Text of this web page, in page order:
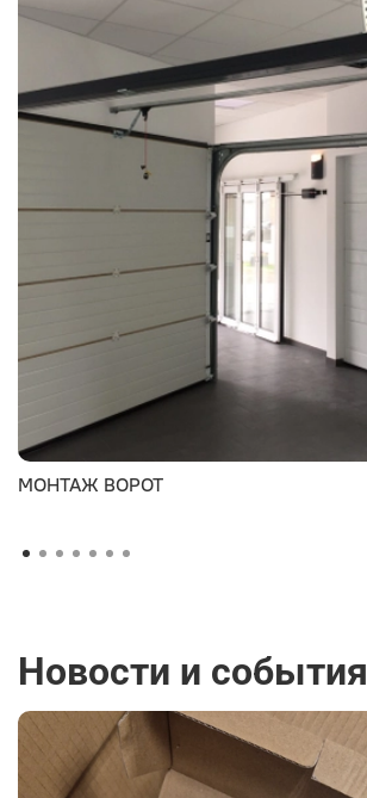
МОНТАЖ ВОРОТ
Новости и события